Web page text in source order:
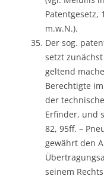
Patentgesetz,
m.w.N.).
Der sog.
setzt
geltend
Berechtigte
der
Erfinder, und
82, 95ff. –
gewährt den
seinem